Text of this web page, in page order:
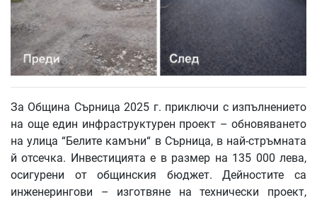
За Община Сърница 2025 г. приключи с изпълнението
на още един инфраструктурен проект – обновяването
на улица “Белите камъни“ в Сърница, в най-стръмната
й отсечка. Инвестицията е в размер на 135 000 лева,
осигурени от общинския бюджет. Дейностите са
инженерингови – изготвяне на технически проект,